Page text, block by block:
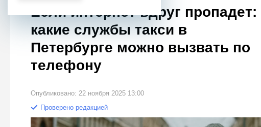
Если интернет вдруг пропадет:
какие службы такси в
Петербурге можно вызвать по
телефону
Опубликовано: 22 ноября 2025 13:00
Проверено редакцией